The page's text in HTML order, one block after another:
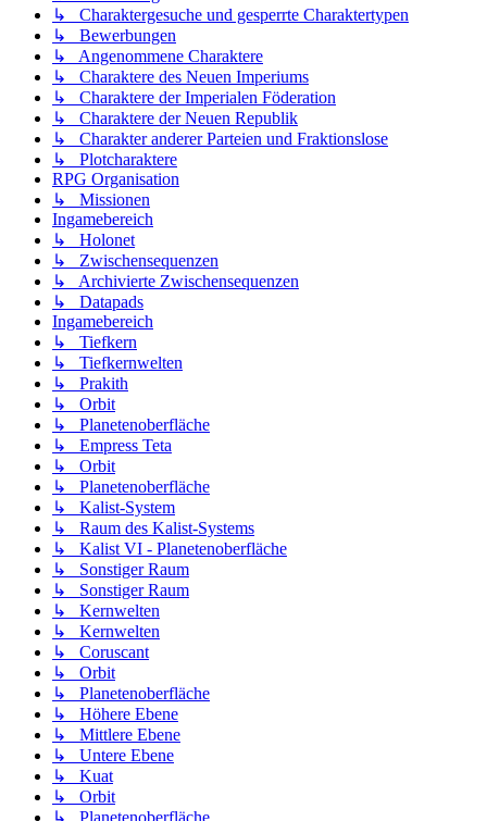
↳ Charaktergesuche und gesperrte Charaktertypen
↳ Bewerbungen
↳ Angenommene Charaktere
↳ Charaktere des Neuen Imperiums
↳ Charaktere der Imperialen Föderation
↳ Charaktere der Neuen Republik
↳ Charakter anderer Parteien und Fraktionslose
↳ Plotcharaktere
RPG Organisation
↳ Missionen
Ingamebereich
↳ Holonet
↳ Zwischensequenzen
↳ Archivierte Zwischensequenzen
↳ Datapads
Ingamebereich
↳ Tiefkern
↳ Tiefkernwelten
↳ Prakith
↳ Orbit
↳ Planetenoberfläche
↳ Empress Teta
↳ Orbit
↳ Planetenoberfläche
↳ Kalist-System
↳ Raum des Kalist-Systems
↳ Kalist VI - Planetenoberfläche
↳ Sonstiger Raum
↳ Sonstiger Raum
↳ Kernwelten
↳ Kernwelten
↳ Coruscant
↳ Orbit
↳ Planetenoberfläche
↳ Höhere Ebene
↳ Mittlere Ebene
↳ Untere Ebene
↳ Kuat
↳ Orbit